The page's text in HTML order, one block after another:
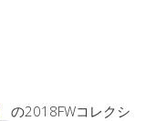
の2018FWコレクシ